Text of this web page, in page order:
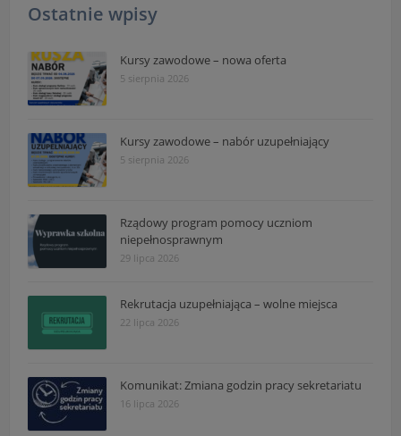
Ostatnie wpisy
Kursy zawodowe – nowa oferta
5 sierpnia 2026
Kursy zawodowe – nabór uzupełniający
5 sierpnia 2026
Rządowy program pomocy uczniom
niepełnosprawnym
29 lipca 2026
Rekrutacja uzupełniająca – wolne miejsca
22 lipca 2026
Komunikat: Zmiana godzin pracy sekretariatu
16 lipca 2026